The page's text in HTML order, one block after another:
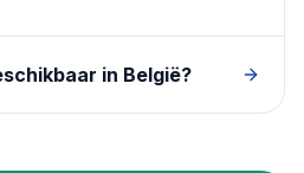
in België?